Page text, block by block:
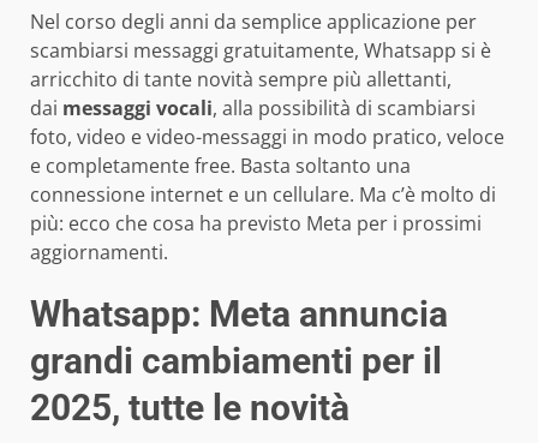
Nel corso degli anni da semplice applicazione per
scambiarsi messaggi gratuitamente, Whatsapp si è
arricchito di tante novità sempre più allettanti,
dai messaggi vocali, alla possibilità di scambiarsi
foto, video e video-messaggi in modo pratico, veloce
e completamente free. Basta soltanto una
connessione internet e un cellulare. Ma c’è molto di
più: ecco che cosa ha previsto Meta per i prossimi
aggiornamenti.
Whatsapp: Meta annuncia
grandi cambiamenti per il
2025, tutte le novità